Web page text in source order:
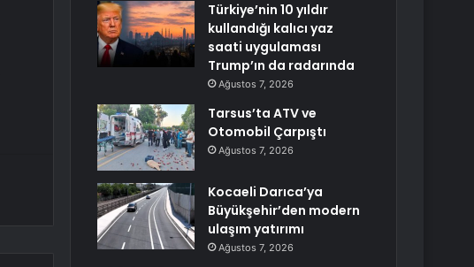
Türkiye’nin 10 yıldır
kullandığı kalıcı yaz
saati uygulaması
Trump’ın da radarında
Ağustos 7, 2026
Tarsus’ta ATV ve
Otomobil Çarpıştı
Ağustos 7, 2026
Kocaeli Darıca’ya
Büyükşehir’den modern
ulaşım yatırımı
Ağustos 7, 2026